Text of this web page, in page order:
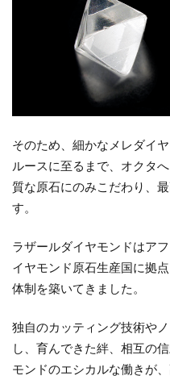
そのため、細かなメレダイ
ルースに至るまで、オクタ
質な原石にのみこだわり、
す。
ラザールダイヤモンドはア
イヤモンド原石生産国に拠
体制を築いてきました。
独自のカッティング技術や
し、育んできた絆、相互の
モンドのエシカルな働きが